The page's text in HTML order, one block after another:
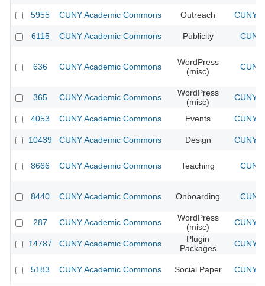
5955 CUNY Academic Commons Outreach CUNY
6115 CUNY Academic Commons Publicity
636 CUNY Academic Commons
WordPress
(misc)
365 CUNY Academic Commons
WordPress
(misc)
CUNY
4053 CUNY Academic Commons Events CUNY
10439 CUNY Academic Commons Design CUNY
8666 CUNY Academic Commons Teaching
8440 CUNY Academic Commons Onboarding
287 CUNY Academic Commons
WordPress
(misc)
CUNY
14787 CUNY Academic Commons
Plugin
Packages
CUNY
5183 CUNY Academic Commons Social Paper CUNY